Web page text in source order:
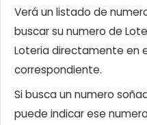
Verá un listado de
buscar su numero de
Loteria directamente en
correspondiente.
Si busca un numero
puede indicar ese